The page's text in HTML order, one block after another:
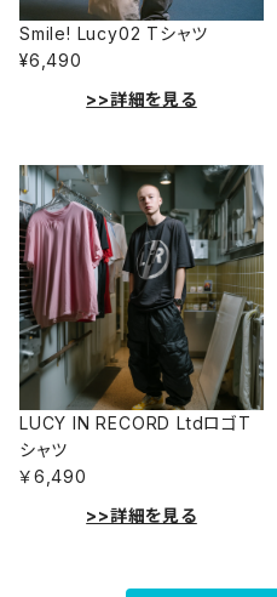
Smile! Lucy02 Tシャツ
¥6,490
>>詳細を見る
LUCY IN RECORD LtdロゴT
シャツ
￥6,490
>>詳細を見る